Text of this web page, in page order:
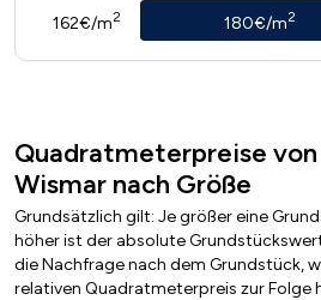
162€/m2 180€/m2
Quadratmeterpreise
Wismar nach Größe
Grundsätzlich gilt: Je größer eine
höher ist der absolute
die Nachfrage nach dem Grundstück,
relativen Quadratmeterpreis zur Folge